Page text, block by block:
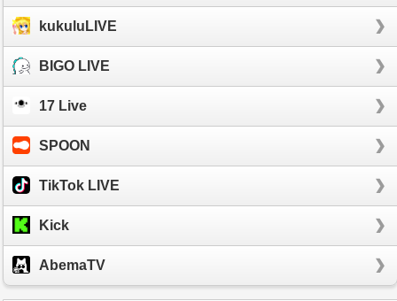
kukuluLIVE
BIGO LIVE
17 Live
SPOON
TikTok LIVE
Kick
AbemaTV